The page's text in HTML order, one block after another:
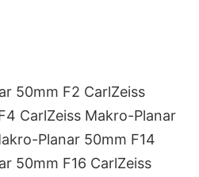
50mm F2 CarlZeiss
CarlZeiss Makro-Planar
Planar 50mm F14
50mm F16 CarlZeiss